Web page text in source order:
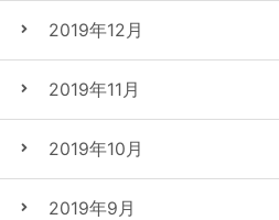
2019年12月
2019年11月
2019年10月
2019年9月